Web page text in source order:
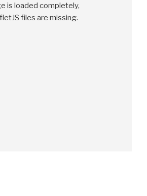
is loaded completely,
files are missing.